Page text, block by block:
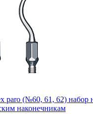
paro (№60, 61, 62) набор
наконечникам